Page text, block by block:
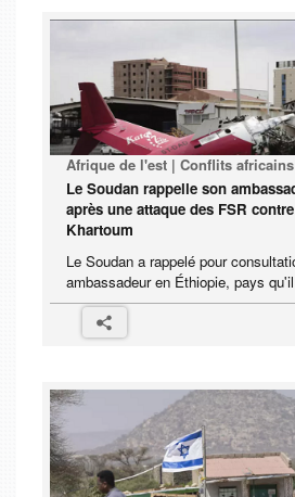
Afrique de l'est | Conflits africains
Le Soudan rappelle son
après une attaque des FSR
Khartoum
Le Soudan a rappelé pour
ambassadeur en Éthiopie, pays